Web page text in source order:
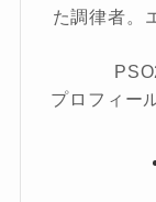
た調律者。
プロフィー